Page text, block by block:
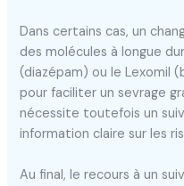
Dans certains cas, un
des molécules à longue
(diazépam) ou le Lexomil
pour faciliter un sevrage
nécessite toutefois un
information claire sur les
Au final, le recours à un